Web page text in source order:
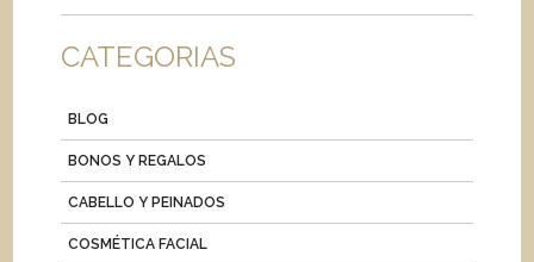
CATEGORIAS
BLOG
BONOS Y REGALOS
CABELLO Y PEINADOS
COSMÉTICA FACIAL